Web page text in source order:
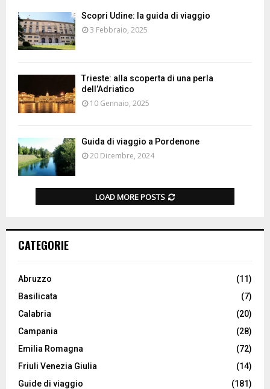
Scopri Udine: la guida di viaggio
3 Febbraio, 2025
Trieste: alla scoperta di una perla
dell’Adriatico
10 Gennaio, 2025
Guida di viaggio a Pordenone
20 Dicembre, 2024
LOAD MORE POSTS
CATEGORIE
Abruzzo
(11)
Basilicata
(7)
Calabria
(20)
Campania
(28)
Emilia Romagna
(72)
Friuli Venezia Giulia
(14)
Guide di viaggio
(181)